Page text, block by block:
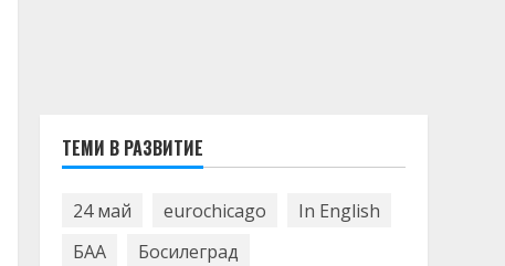
ТЕМИ В РАЗВИТИЕ
24 май eurochicago
In English
БАА
Босилеград